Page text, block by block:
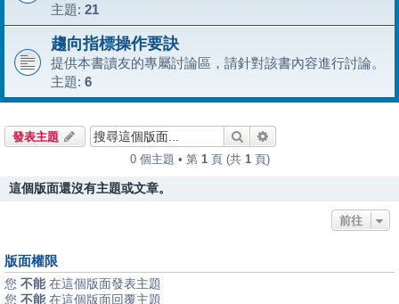
主題: 21
趨向指標操作要訣
提供本書讀友的專屬討論區，請針對該書內容進行討論。
主題: 6
發表主題 搜尋
0 個主題 • 第 1頁 (共 1頁)
這個版面還沒有主題或文章。
前往
版面權限
您 不能在這個版面發表主題
您 不能在這個版面回覆主題